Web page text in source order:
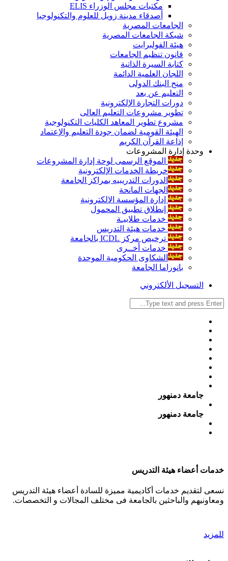
مكتبات مجلس الوزراء ELIS
أصدقاء مدينة زويل للعلوم والتكنولوجيا
الجامعات المصرية
شبكة الجامعات المصرية
هيئة الفولبرايت
قانون تنظيم الجامعات
كتابة السيرة الذاتية
اللجان العلمية الدائمة
منح البنك الدولى
التعليم عن بعد
دورات التجارة الإلكترونية
تطوير مشروعات التعليم العالى
مشروع تطوير المعاهد الكليات التكنولوجية
الهيئة القومية لضمان جودة التعليم والإعتماد
إذاعة القرآن الكريم
وحدة إدارة المشروعات
الموقع الرسمى لوحة إدارة المشروعات
خريطة الخدمات الإلكترونية
الدورات التدريبيه بمراكز الجامعة
الجهات المانحة
إدارة المؤسسة الالكترونية
إنطلاق تطبيق المحمول
خدمات طلابيـة
خدمات هيئة التدريس
ترخيص مركز ICDL بالجامعة
خدمات أخــرى
الشكاوى الحكومية الموحدة
بانوراما الجامعة
التسجيل الألكتروني
جامعة دمنهور
جامعة دمنهور
خدمات أعضاء هيئة التدريس
نسعى لتقديم خدمات أكاديمية مميزة للسادة أعضاء هيئة التدريس
ومعاونيهم والباحثين بالجامعة فى مختلف المجالات و التخصصات.
للمزيد